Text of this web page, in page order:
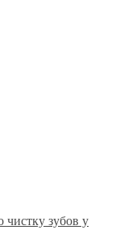
зубов у